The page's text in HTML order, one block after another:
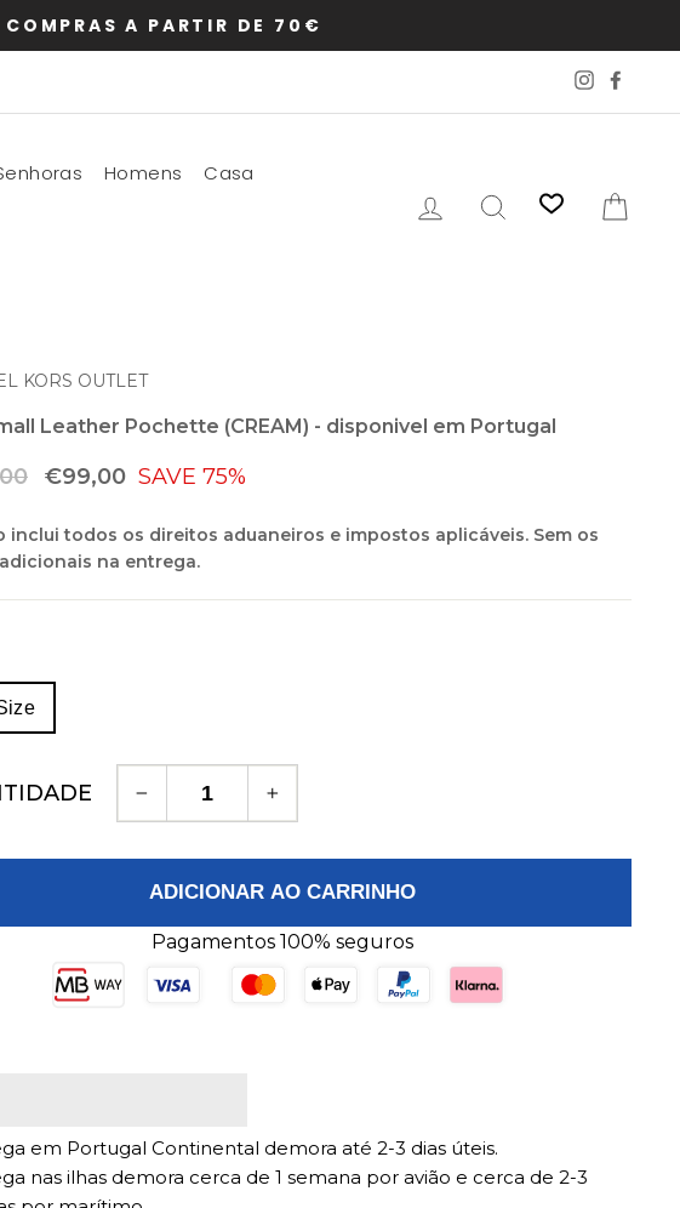
A PARTIR DE 70€
Instagram
Homens Casa
Iniciar sessão
Pesquisar
KORS OUTLET
Leather Pochette (CREAM) - disponivel em Portugal
Preço
saldo
€99,00 SAVE 75%
inclui todos os direitos aduaneiros e impostos aplicáveis. Sem os
na entrega.
ADICIONAR AO CARRINHO
Pagamentos 100% seguros
em Portugal Continental demora até 2-3 dias úteis.
nas ilhas demora cerca de 1 semana por avião e cerca de 2-3